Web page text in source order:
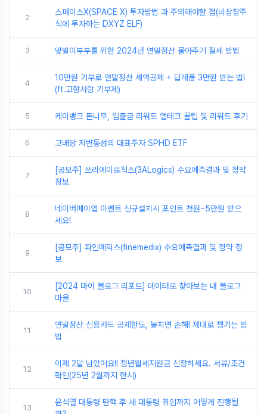
2
스페이스X(SPACE X) 투자방법 과 주의해야할 점(비상장주
식에 투자하는 DXYZ ELF)
3 맞벌이부부를 위한 2024년 연말정산 몰아주기 절세 방법
4
10만원 기부로 연말정산 세액공제 + 답례품 3만원 받는 법!
(ft.고향사랑 기부제)
5 케이뱅크 돈나무, 입출금 리워드 앱테크 꿀팁 및 리워드 후기
6 고배당 저변동성의 대표주자 SPHD ETF
7
[공모주] 쓰리에이로직스(3ALogics) 수요예측결과 및 청약
정보
8
네이버페이앱 이벤트 신규설치시 포인트 천원~5만원 받으
세요!
9
[공모주] 파인메딕스(finemedix) 수요예측결과 및 청약 정
보
10
[2024 마이 블로그 리포트] 데이터로 찾아보는 내 블로그
마을
11
연말정산 신용카드 공제한도, 놓치면 손해! 제대로 챙기는 방
법
12
이제 2달 남았어요!! 청년월세지원금 신청하세요. 서류/조건
확인(25년 2월까지 한시)
13
윤석열 대통령 탄핵 후 새 대통령 취임까지 어떻게 진행될